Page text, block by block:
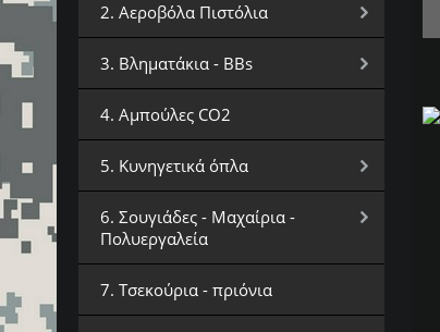
2. Αεροβόλα Πιστόλια
3. Βληματάκια - BBs
4. Αμπούλες CO2
5. Κυνηγετικά όπλα
6. Σουγιάδες - Μαχαίρια -
Πολυεργαλεία
7. Τσεκούρια - πριόνια